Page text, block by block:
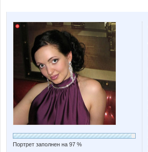
Портрет заполнен на 97 %